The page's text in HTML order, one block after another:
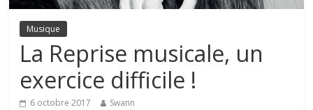
Musique
La Reprise musicale, un
exercice difficile !
6 octobre 2017 Swann